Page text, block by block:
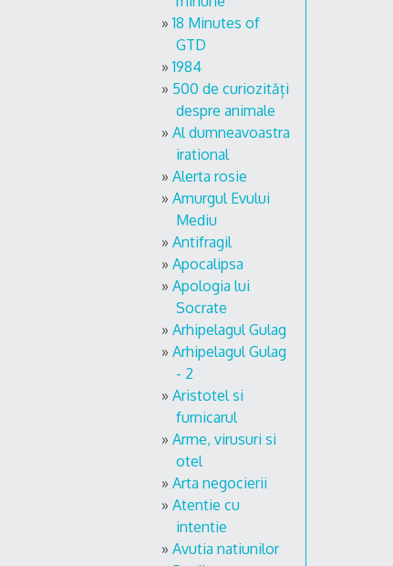
18 Minutes of
GTD
1984
500 de curiozități
despre animale
Al dumneavoastra
irational
Alerta rosie
Amurgul Evului
Mediu
Antifragil
Apocalipsa
Apologia lui
Socrate
Arhipelagul Gulag
Arhipelagul Gulag
- 2
Aristotel si
furnicarul
Arme, virusuri si
otel
Arta negocierii
Atentie cu
intentie
Avutia natiunilor